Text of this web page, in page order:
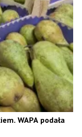
WAPA podała